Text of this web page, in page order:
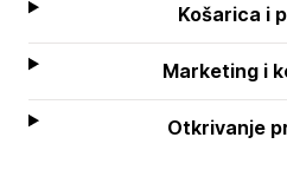
Košarica i
Marketing i
Otkrivanje